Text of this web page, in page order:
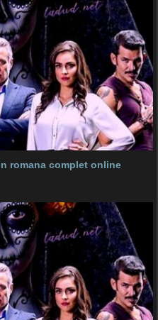
romana complet online